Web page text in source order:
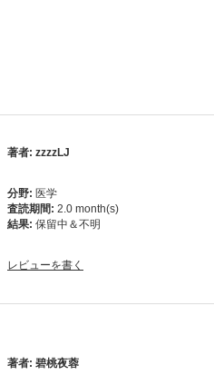
著者: zzzzLJ
分野: 医学
査読期間: 2.0 month(s)
結果: 保留中＆不明
レビューを書く
著者: 碧桃夜蓉